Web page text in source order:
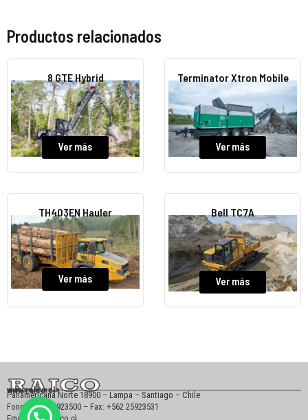
Productos relacionados
8 GTE Hybrid
Ver más
Terminator Xtron Mobile
Ver más
TH403EN Hauler
Ver más
Bell TC7A
Ver más
www.raico.cl
Panamericana Norte 18900 – Lampa – Santiago – Chile
Fono: +562 25923500 – Fax: +562 25923531